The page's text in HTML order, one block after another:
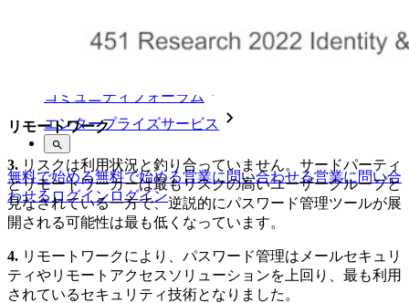
ヘルプセンター
コミュニティフォーラム
エンタープライズサービス
無料で始める無料で始める営業に問い合わせる営業に問い合
わせる ログインログイン
リモートワーク
3. リスクは利用状況と釣り合っていません。サードパーティ
とリモートワーカーは最もリスクの高いユーザーグループと
見なされている一方で、逆説的にパスワード管理ツールが展
開される可能性は最も低くなっています。
4. リモートワークにより、パスワード管理はメールセキュリ
ティやリモートアクセスソリューションを上回り、最も利用
されているセキュリティ技術となりました。